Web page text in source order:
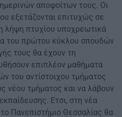
αποφοίτων τους. Οι
εξετάζονται επιτυχώς σε
λήψη πτυχίου υποχρεωτικά
του πρώτου κύκλου σπουδών
τους θα έχουν τη
επιπλέον μαθήματα
του αντίστοιχου τμήματος
νέου τμήματος και να λάβουν
Ετσι, στη νέα
Πανεπιστήμιο Θεσσαλίας θα